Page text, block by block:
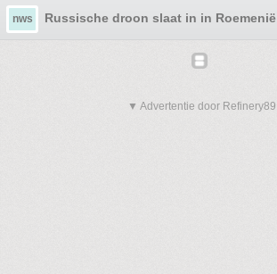
nws Russische droon slaat in in Roemenië
▼ Advertentie door Refinery89